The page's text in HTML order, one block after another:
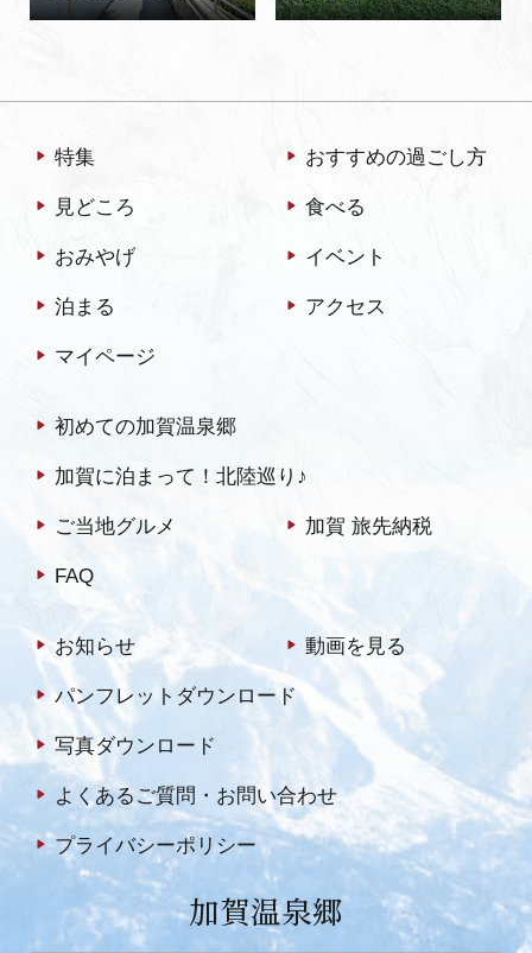
特集 おすすめの過ごし方
見どころ 食べる
おみやげ イベント
泊まる アクセス
マイページ
初めての加賀温泉郷
加賀に泊まって！北陸巡り♪
ご当地グルメ 加賀 旅先納税
FAQ
お知らせ 動画を見る
パンフレットダウンロード
写真ダウンロード
よくあるご質問・お問い合わせ
プライバシーポリシー
加賀温泉郷